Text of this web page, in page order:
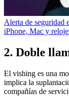
Alerta de seguridad
iPhone, Mac y
2. Doble
El vishing es una
implica la
compañías de